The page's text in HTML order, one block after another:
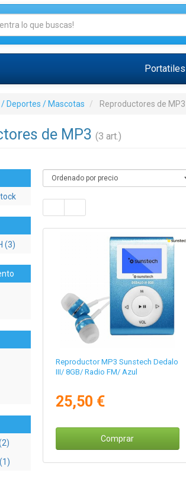
Portatiles
/ Deportes / Mascotas Reproductores de MP3
de MP3 (3 art.)
(3)
Reproductor MP3 Sunstech Dedalo
III/ 8GB/ Radio FM/ Azul
25,50 €
Comprar